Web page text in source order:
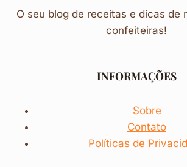
RECEITA
FOFINHA!
O seu blog de receitas e dicas de
confeiteiras!
INFORMAÇÕES
Sobre
Contato
Políticas de